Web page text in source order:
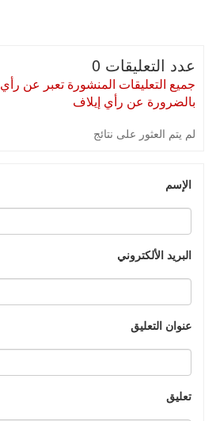
عدد التعليقات 0
جميع التعليقات المنشورة تعبر عن رأي
بالضرورة عن رأي إيلاف
لم يتم العثور على نتائج
الإسم
البريد الألكتروني
عنوان التعليق
تعليق